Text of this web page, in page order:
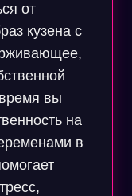
от
кузена с
вы
на
в